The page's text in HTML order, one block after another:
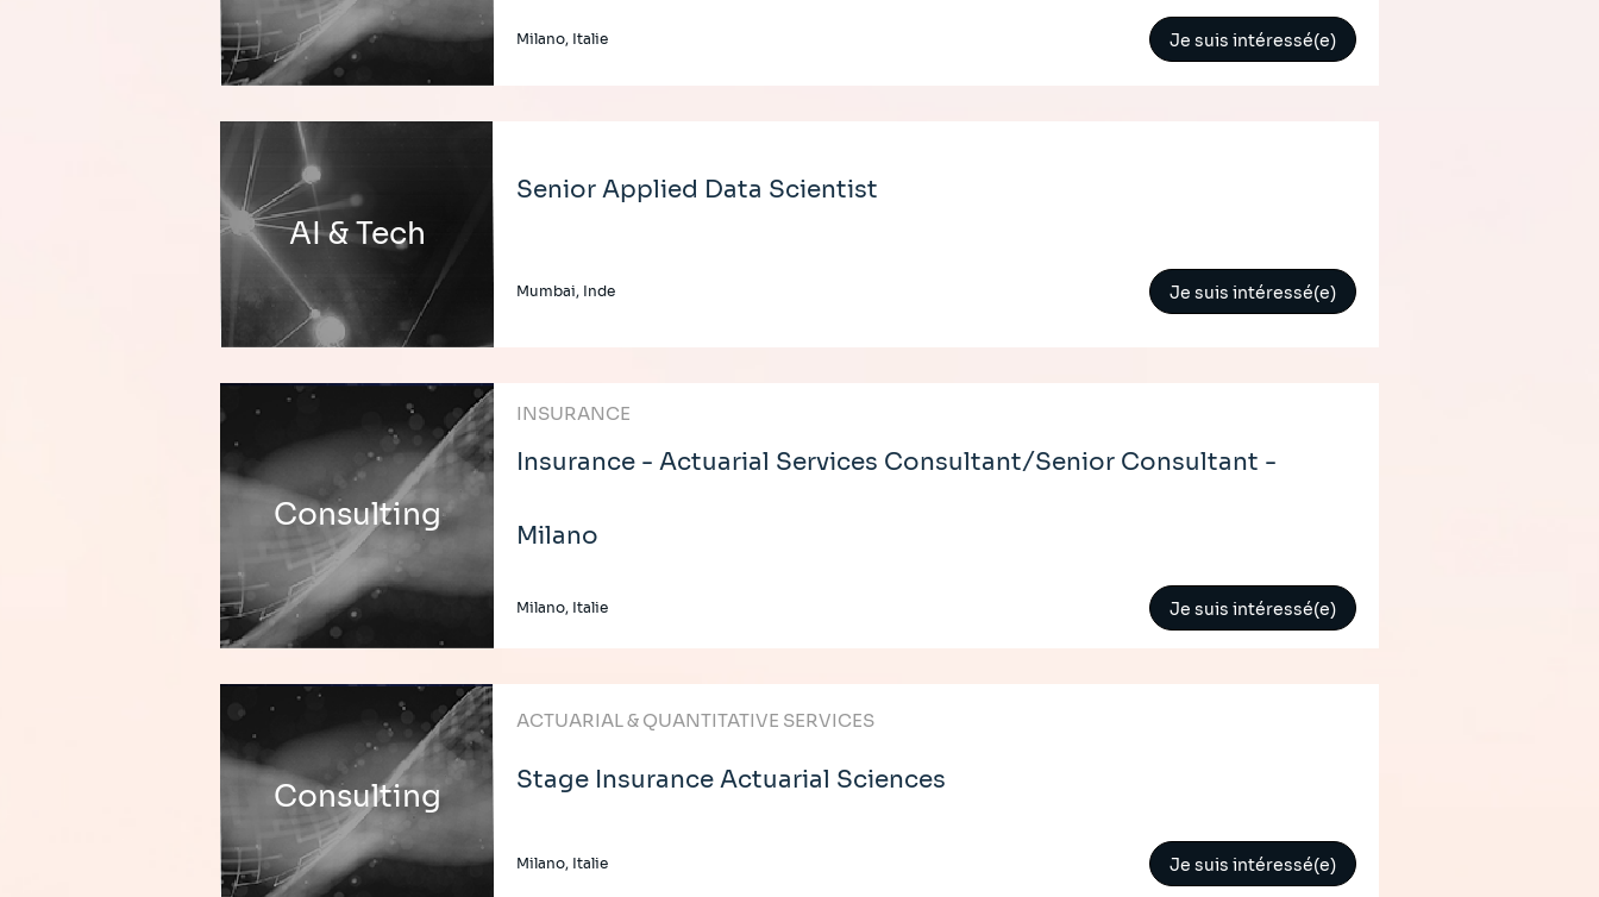
Milano, Italie Je suis intéressé(e)
AI & Tech
Senior Applied Data Scientist
Mumbai, Inde Je suis intéressé(e)
Consulting
INSURANCE
Insurance - Actuarial Services Consultant/Senior Consultant -
Milano
Milano, Italie Je suis intéressé(e)
Consulting
ACTUARIAL & QUANTITATIVE SERVICES
Stage Insurance Actuarial Sciences
Milano, Italie Je suis intéressé(e)